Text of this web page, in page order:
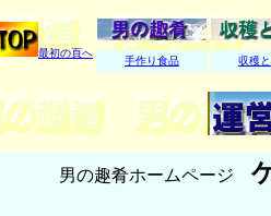
最初の頁へ
手作り食品 収穫
男の趣肴ホームページ